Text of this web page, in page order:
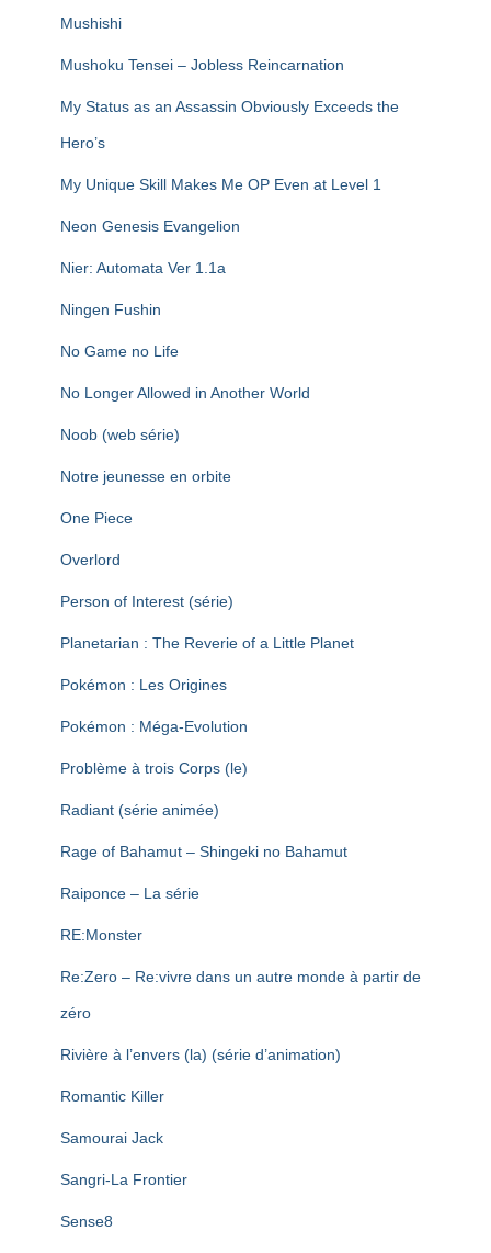
Mushishi
Mushoku Tensei – Jobless Reincarnation
My Status as an Assassin Obviously Exceeds the
Hero’s
My Unique Skill Makes Me OP Even at Level 1
Neon Genesis Evangelion
Nier: Automata Ver 1.1a
Ningen Fushin
No Game no Life
No Longer Allowed in Another World
Noob (web série)
Notre jeunesse en orbite
One Piece
Overlord
Person of Interest (série)
Planetarian : The Reverie of a Little Planet
Pokémon : Les Origines
Pokémon : Méga-Evolution
Problème à trois Corps (le)
Radiant (série animée)
Rage of Bahamut – Shingeki no Bahamut
Raiponce – La série
RE:Monster
Re:Zero – Re:vivre dans un autre monde à partir de
zéro
Rivière à l’envers (la) (série d’animation)
Romantic Killer
Samourai Jack
Sangri-La Frontier
Sense8